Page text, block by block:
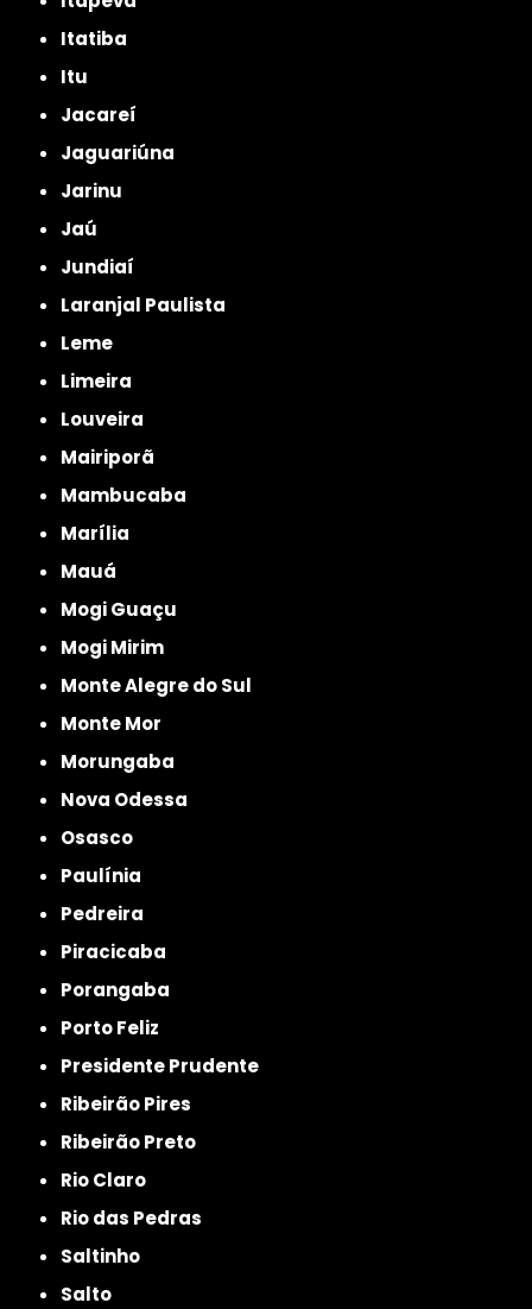
Itatiba
Itu
Jacareí
Jaguariúna
Jarinu
Jaú
Jundiaí
Laranjal Paulista
Leme
Limeira
Louveira
Mairiporã
Mambucaba
Marília
Mauá
Mogi Guaçu
Mogi Mirim
Monte Alegre do Sul
Monte Mor
Morungaba
Nova Odessa
Osasco
Paulínia
Pedreira
Piracicaba
Porangaba
Porto Feliz
Presidente Prudente
Ribeirão Pires
Ribeirão Preto
Rio Claro
Rio das Pedras
Saltinho
Salto